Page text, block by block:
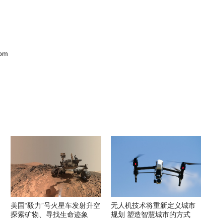
美国“毅力”号火星车发射升空
探索矿物、寻找生命迹象
无人机技术将重新定义城市
规划 塑造智慧城市的方式